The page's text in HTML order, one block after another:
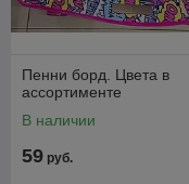
Пенни борд. Цвета в
ассортименте
В наличии
59 руб.